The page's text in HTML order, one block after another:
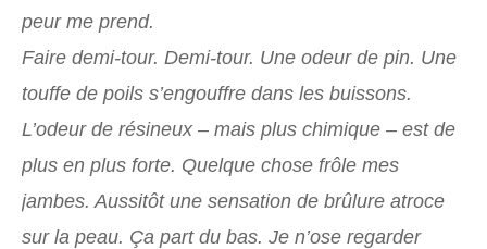
peur me prend.
Faire demi-tour. Demi-tour. Une odeur de pin. Une
touffe de poils s’engouffre dans les buissons.
L’odeur de résineux – mais plus chimique – est de
plus en plus forte. Quelque chose frôle mes
jambes. Aussitôt une sensation de brûlure atroce
sur la peau. Ça part du bas. Je n’ose regarder